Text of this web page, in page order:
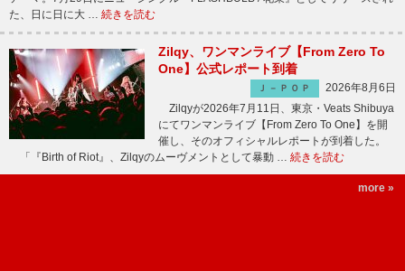
た、日に日に大 … 続きを読む
Zilqy、ワンマンライブ【From Zero To
One】公式レポート到着
Ｊ－ＰＯＰ
2026年8月6日
Zilqyが2026年7月11日、東京・Veats Shibuya
にてワンマンライブ【From Zero To One】を開
催し、そのオフィシャルレポートが到着した。
「『Birth of Riot』、Zilqyのムーヴメントとして暴動 … 続きを読む
more »